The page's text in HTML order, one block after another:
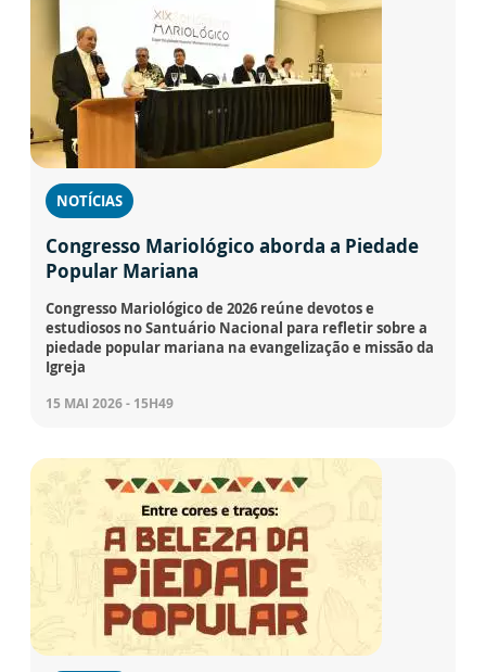
NOTÍCIAS
Congresso Mariológico aborda a Piedade
Popular Mariana
Congresso Mariológico de 2026 reúne devotos e
estudiosos no Santuário Nacional para refletir sobre a
piedade popular mariana na evangelização e missão da
Igreja
15 MAI 2026 - 15H49